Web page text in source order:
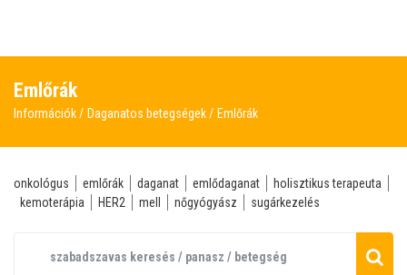
Emlőrák
Információk Daganatos betegségek Emlőrák
onkológus emlőrák daganat emlődaganat
holisztikus terapeuta
kemoterápia
HER2 mell nőgyógyász sugárkezelés